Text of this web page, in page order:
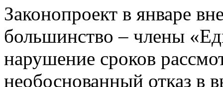
Законопроект в январе
большинство – члены
нарушение сроков
необоснованный отказ в